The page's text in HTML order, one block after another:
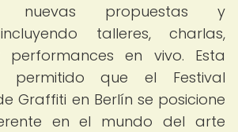
nuevas propuestas y
talleres, charlas,
performances en vivo. Esta
permitido que el Festival
Graffiti en Berlín se posicione
en el mundo del arte